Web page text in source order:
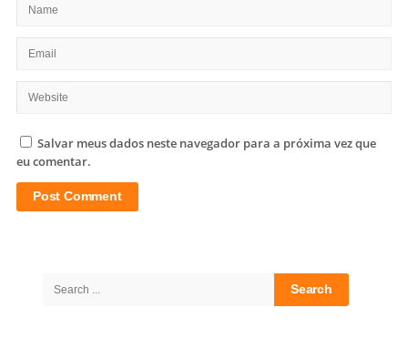
Salvar meus dados neste navegador para a próxima vez que
eu comentar.